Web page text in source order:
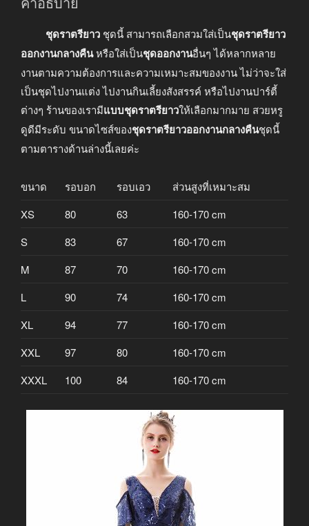
ชุดราตรียาว ชุดนี้ สามารถเลือกสวมใส่เป็นชุดราตรียาว
ออกงานกลางคืนหรือใส่เป็นชุดออกงานอื่นๆ ได้หลากหลาย
งานตามความต้องการและความเหมาะสมของงาน ไม่ว่าจะใส่
เป็นชุดไปงานแต่ง ไปงานกินเลี้ยงสังสรรค์ หรือไปงานปาร์ตี้
ต่างๆ ร้านของเรามีแบบชุดราตรียาวให้เลือกมากมาย สวยหรู
ดูดีมีระดับ ขนาดไซส์ของชุดราตรียาวออกงานกลางคืนชุดนี้
ตามตารางด้านล่างนี้เลยค่ะ
ขนาด รอบอก รอบเอว
ส่วนสูงที่เหมาะสม
XS
80 63
160-170 cm
S
83 67
160-170 cm
M
87 70
160-170 cm
L
90 74
160-170 cm
XL
94 77
160-170 cm
XXL
97 80
160-170 cm
XXXL
100 84 160-170 cm